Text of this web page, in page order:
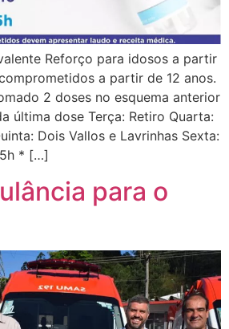
Reforço para idosos a partir
a partir de 12 anos.
2 doses no esquema anterior
última dose Terça: Retiro Quarta:
Dois Vallos e Lavrinhas Sexta:
* […]
para o